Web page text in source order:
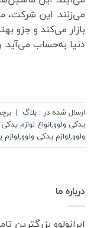
می‌زنند. این شرکت،
بازار می‌کند و جزو
دنیا به‌حساب
ارسال شده در : بلاگ |
یدکی ولوو,انواع لوازم
ولوو,لوازم یدکی ولوو,
درباره ما
ایرانولوو